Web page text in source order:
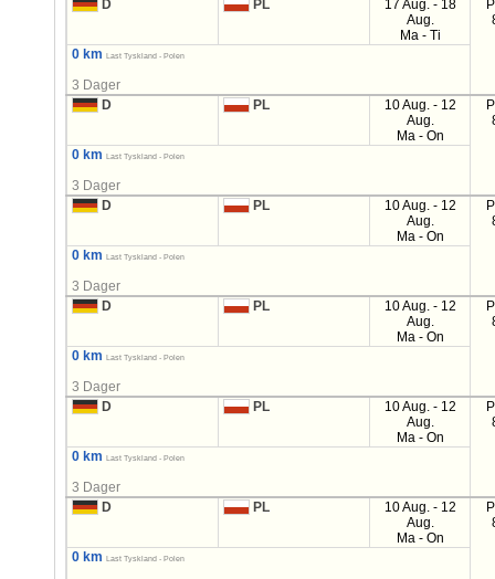
D
PL
17 Aug. - 18
Aug.
Ma - Ti
0 km Last Tyskland - Polen
3 Dager
D
PL
10 Aug. - 12
Aug.
Ma - On
0 km Last Tyskland - Polen
3 Dager
D
PL
10 Aug. - 12
Aug.
Ma - On
0 km Last Tyskland - Polen
3 Dager
D
PL
10 Aug. - 12
Aug.
Ma - On
0 km Last Tyskland - Polen
3 Dager
D
PL
10 Aug. - 12
Aug.
Ma - On
0 km Last Tyskland - Polen
3 Dager
D
PL
10 Aug. - 12
Aug.
Ma - On
0 km Last Tyskland - Polen